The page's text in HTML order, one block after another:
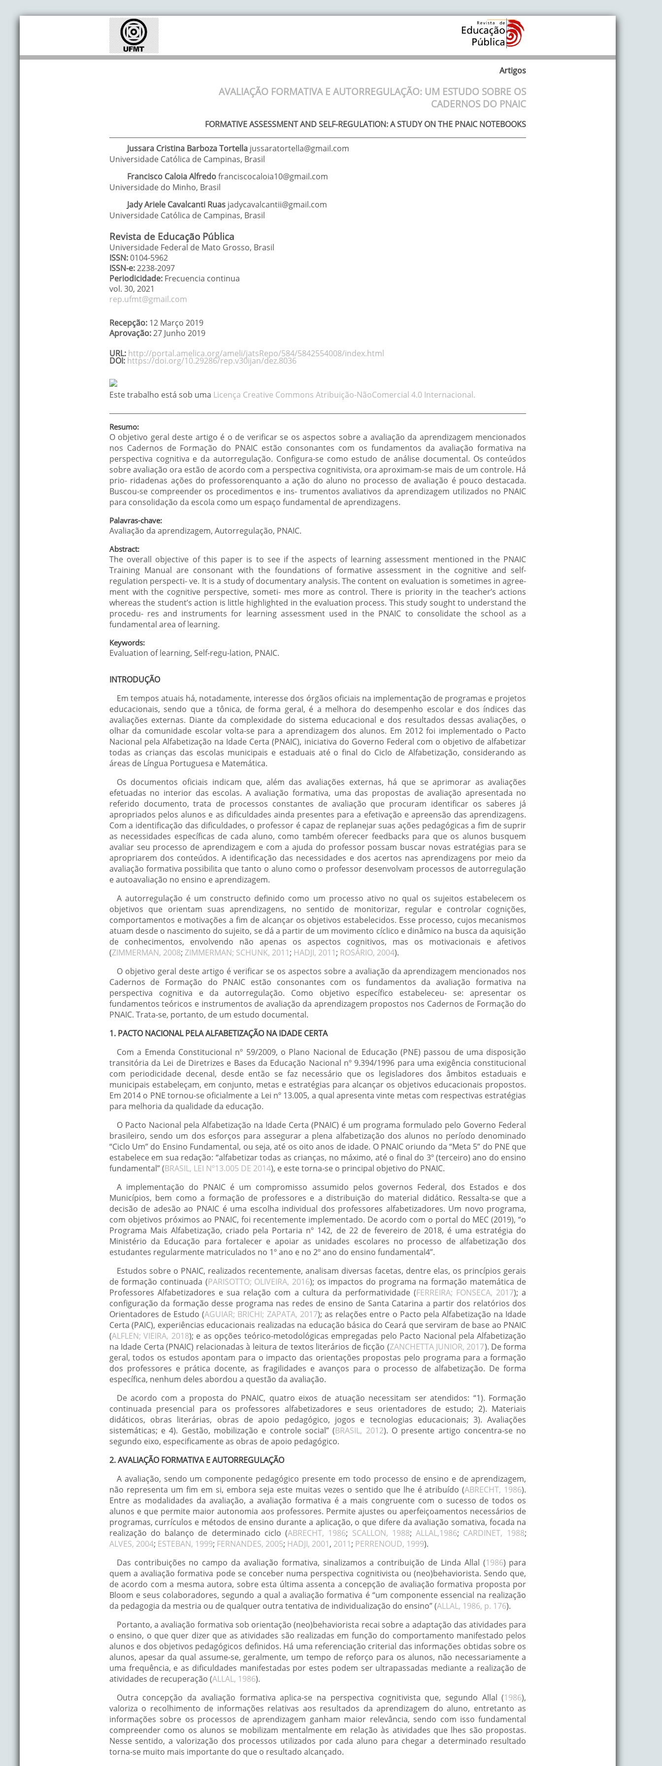
Artigos
AVALIAÇÃO FORMATIVA E AUTORREGULAÇÃO: UM ESTUDO SOBRE OS
CADERNOS DO PNAIC
FORMATIVE ASSESSMENT AND SELF-REGULATION: A STUDY ON THE PNAIC NOTEBOOKS
Jussara Cristina Barboza Tortella jussaratortella@gmail.com
Universidade Católica de Campinas, Brasil
Francisco Caloia Alfredofranciscocaloia10@gmail.com
Universidade do Minho, Brasil
Jady Ariele Cavalcanti Ruas jadycavalcantii@gmail.com
Universidade Católica de Campinas, Brasil
Revista de Educação Pública
Universidade Federal de Mato Grosso, Brasil
ISSN:0104-5962
ISSN-e:2238-2097
Periodicidade: Frecuencia continua
vol. 30, 2021
rep.ufmt@gmail.com
Recepção: 12 Março 2019
Aprovação:27 Junho 2019
URL: http://portal.amelica.org/ameli/jatsRepo/584/5842554008/index.html
DOI: https://doi.org/10.29286/rep.v30ijan/dez.8036
Este trabalho está sob uma Licença Creative Commons Atribuição-NãoComercial 4.0 Internacional.
Resumo:
O objetivo geral deste artigo é o de verificar se os aspectos sobre a avaliação da aprendizagem mencionados
nos Cadernos de Formação do PNAIC estão consonantes com os fundamentos da avaliação formativa na
perspectiva cognitiva e da autorregulação. Configura-se como estudo de análise documental. Os conteúdos
sobre avaliação ora estão de acordo com a perspectiva cognitivista, ora aproximam-se mais de um controle. Há
prio- ridadenas ações do professorenquanto a ação do aluno no processo de avaliação é pouco destacada.
Buscou-se compreender os procedimentos e ins- trumentos avaliativos da aprendizagem utilizados no PNAIC
para consolidação da escola como um espaço fundamental de aprendizagens.
Palavras-chave:
Avaliação da aprendizagem, Autorregulação, PNAIC.
Abstract:
The overall objective of this paper is to see if the aspects of learning assessment mentioned in the PNAIC
Training Manual are consonant with the foundations of formative assessment in the cognitive and self-
regulation perspecti- ve. It is a study of documentary analysis. The content on evaluation is sometimes in agree-
ment with the cognitive perspective, someti- mes more as control. There is priority in the teacher’s actions
whereas the student’s action is little highlighted in the evaluation process. This study sought to understand the
procedu- res and instruments for learning assessment used in the PNAIC to consolidate the school as a
fundamental area of learning.
Keywords:
Evaluation of learning, Self-regu-lation, PNAIC.
INTRODUÇÃO
Em tempos atuais há, notadamente, interesse dos órgãos oficiais na implementação de programas e projetos
educacionais, sendo que a tônica, de forma geral, é a melhora do desempenho escolar e dos índices das
avaliações externas. Diante da complexidade do sistema educacional e dos resultados dessas avaliações, o
olhar da comunidade escolar volta-se para a aprendizagem dos alunos. Em 2012 foi implementado o Pacto
Nacional pela Alfabetização na Idade Certa (PNAIC), iniciativa do Governo Federal com o objetivo de alfabetizar
todas as crianças das escolas municipais e estaduais até o final do Ciclo de Alfabetização, considerando as
áreas de Língua Portuguesa e Matemática.
Os documentos oficiais indicam que, além das avaliações externas, há que se aprimorar as avaliações
efetuadas no interior das escolas. A avaliação formativa, uma das propostas de avaliação apresentada no
referido documento, trata de processos constantes de avaliação que procuram identificar os saberes já
apropriados pelos alunos e as dificuldades ainda presentes para a efetivação e apreensão das aprendizagens.
Com a identificação das dificuldades, o professor é capaz de replanejar suas ações pedagógicas a fim de suprir
as necessidades específicas de cada aluno, como também oferecer feedbacks para que os alunos busquem
avaliar seu processo de aprendizagem e com a ajuda do professor possam buscar novas estratégias para se
apropriarem dos conteúdos. A identificação das necessidades e dos acertos nas aprendizagens por meio da
avaliação formativa possibilita que tanto o aluno como o professor desenvolvam processos de autorregulação
e autoavaliação no ensino e aprendizagem.
A autorregulação é um constructo definido como um processo ativo no qual os sujeitos estabelecem os
objetivos que orientam suas aprendizagens, no sentido de monitorizar, regular e controlar cognições,
comportamentos e motivações a fim de alcançar os objetivos estabelecidos. Esse processo, cujos mecanismos
atuam desde o nascimento do sujeito, se dá a partir de um movimento cíclico e dinâmico na busca da aquisição
de conhecimentos, envolvendo não apenas os aspectos cognitivos, mas os motivacionais e afetivos
(ZIMMERMAN, 2008; ZIMMERMAN; SCHUNK, 2011; HADJI, 2011; ROSÁRIO, 2004).
O objetivo geral deste artigo é verificar se os aspectos sobre a avaliação da aprendizagem mencionados nos
Cadernos de Formação do PNAIC estão consonantes com os fundamentos da avaliação formativa na
perspectiva cognitiva e da autorregulação. Como objetivo específico estabeleceu- se: apresentar os
fundamentos teóricos e instrumentos de avaliação da aprendizagem propostos nos Cadernos de Formação do
PNAIC. Trata-se, portanto, de um estudo documental.
1. PACTO NACIONAL PELA ALFABETIZAÇÃO NA IDADE CERTA
Com a Emenda Constitucional nº 59/2009, o Plano Nacional de Educação (PNE) passou de uma disposição
transitória da Lei de Diretrizes e Bases da Educação Nacional nº 9.394/1996 para uma exigência constitucional
com periodicidade decenal, desde então se faz necessário que os legisladores dos âmbitos estaduais e
municipais estabeleçam, em conjunto, metas e estratégias para alcançar os objetivos educacionais propostos.
Em 2014 o PNE tornou-se oficialmente a Lei nº 13.005, a qual apresenta vinte metas com respectivas estratégias
para melhoria da qualidade da educação.
O Pacto Nacional pela Alfabetização na Idade Certa (PNAIC) é um programa formulado pelo Governo Federal
brasileiro, sendo um dos esforços para assegurar a plena alfabetização dos alunos no período denominado
“Ciclo Um” do Ensino Fundamental, ou seja, até os oito anos de idade. O PNAIC oriundo da “Meta 5” do PNE que
estabelece em sua redação: “alfabetizar todas as crianças, no máximo, até o final do 3º (terceiro) ano do ensino
fundamental” (BRASIL, LEI Nº13.005 DE 2014), e este torna-se o principal objetivo do PNAIC.
A implementação do PNAIC é um compromisso assumido pelos governos Federal, dos Estados e dos
Municípios, bem como a formação de professores e a distribuição do material didático. Ressalta-se que a
decisão de adesão ao PNAIC é uma escolha individual dos professores alfabetizadores. Um novo programa,
com objetivos próximos ao PNAIC, foi recentemente implementado. De acordo com o portal do MEC (2019), “o
Programa Mais Alfabetização, criado pela Portaria nº 142, de 22 de fevereiro de 2018, é uma estratégia do
Ministério da Educação para fortalecer e apoiar as unidades escolares no processo de alfabetização dos
estudantes regularmente matriculados no 1º ano e no 2º ano do ensino fundamental4”.
Estudos sobre o PNAIC, realizados recentemente, analisam diversas facetas, dentre elas, os princípios gerais
de formação continuada (PARISOTTO; OLIVEIRA, 2016); os impactos do programa na formação matemática de
Professores Alfabetizadores e sua relação com a cultura da performatividade (FERREIRA; FONSECA, 2017); a
configuração da formação desse programa nas redes de ensino de Santa Catarina a partir dos relatórios dos
Orientadores de Estudo (AGUIAR; BRICHI; ZAPATA, 2017); as relações entre o Pacto pela Alfabetização na Idade
Certa (PAIC), experiências educacionais realizadas na educação básica do Ceará que serviram de base ao PNAIC
(ALFLEN; VIEIRA, 2018); e as opções teórico-metodológicas empregadas pelo Pacto Nacional pela Alfabetização
na Idade Certa (PNAIC) relacionadas à leitura de textos literários de ficção (ZANCHETTA JUNIOR, 2017). De forma
geral, todos os estudos apontam para o impacto das orientações propostas pelo programa para a formação
dos professores e prática docente, as fragilidades e avanços para o processo de alfabetização. De forma
específica, nenhum deles abordou a questão da avaliação.
De acordo com a proposta do PNAIC, quatro eixos de atuação necessitam ser atendidos: “1). Formação
continuada presencial para os professores alfabetizadores e seus orientadores de estudo; 2). Materiais
didáticos, obras literárias, obras de apoio pedagógico, jogos e tecnologias educacionais; 3). Avaliações
sistemáticas; e 4). Gestão, mobilização e controle social” (BRASIL, 2012). O presente artigo concentra-se no
segundo eixo, especificamente as obras de apoio pedagógico.
2. AVALIAÇÃO FORMATIVA E AUTORREGULAÇÃO
A avaliação, sendo um componente pedagógico presente em todo processo de ensino e de aprendizagem,
não representa um fim em si, embora seja este muitas vezes o sentido que lhe é atribuído (ABRECHT, 1986).
Entre as modalidades da avaliação, a avaliação formativa é a mais congruente com o sucesso de todos os
alunos e que permite maior autonomia aos professores. Permite ajustes ou aperfeiçoamentos necessários de
programas, currículos e métodos de ensino durante a aplicação, o que difere da avaliação somativa, focada na
realização do balanço de determinado ciclo (ABRECHT, 1986; SCALLON, 1988;ALLAL,1986; CARDINET, 1988;
ALVES, 2004; ESTEBAN, 1999; FERNANDES, 2005; HADJI, 2001, 2011; PERRENOUD, 1999).
Das contribuições no campo da avaliação formativa, sinalizamos a contribuição de Linda Allal (1986) para
quem a avaliação formativa pode se conceber numa perspectiva cognitivista ou (neo)behaviorista. Sendo que,
de acordo com a mesma autora, sobre esta última assenta a concepção de avaliação formativa proposta por
Bloom e seus colaboradores, segundo a qual a avaliação formativa é “um componente essencial na realização
da pedagogia da mestria ou de qualquer outra tentativa de individualização do ensino” (ALLAL, 1986, p. 176).
Portanto, a avaliação formativa sob orientação (neo)behaviorista recai sobre a adaptação das atividades para
o ensino, o que quer dizer que as atividades são realizadas em função do comportamento manifestado pelos
alunos e dos objetivos pedagógicos definidos. Há uma referenciação criterial das informações obtidas sobre os
alunos, apesar da qual assume-se, geralmente, um tempo de reforço para os alunos, não necessariamente a
uma frequência, e as dificuldades manifestadas por estes podem ser ultrapassadas mediante a realização de
atividades de recuperação (ALLAL, 1986).
Outra concepção da avaliação formativa aplica-se na perspectiva cognitivista que, segundo Allal (1986),
valoriza o recolhimento de informações relativas aos resultados da aprendizagem do aluno, entretanto as
informações sobre os processos de aprendizagem ganham maior relevância, sendo com isso fundamental
compreender como os alunos se mobilizam mentalmente em relação às atividades que lhes são propostas.
Nesse sentido, a valorização dos processos utilizados por cada aluno para chegar a determinado resultado
torna-se muito mais importante do que o resultado alcançado.